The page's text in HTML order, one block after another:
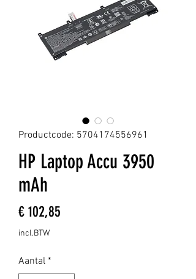
Productcode: 5704174556961
HP Laptop Accu 3950
mAh
€ 102,85
incl.BTW
Aantal *